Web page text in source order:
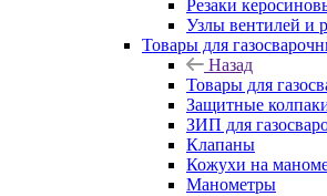
Резаки
Узлы вентилей и
Товары для
Назад
Товары для
Защитные
ЗИП для
Клапаны
Кожухи на
Манометры